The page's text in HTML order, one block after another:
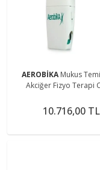
AEROBİKAMukus
Akciğer Fizyo Terapi
10.716,00 TL